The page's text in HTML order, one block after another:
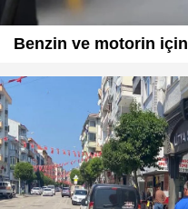
Benzin ve motorin